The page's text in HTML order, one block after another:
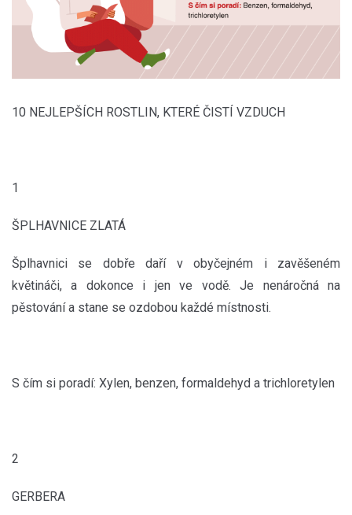
10 NEJLEPŠÍCH ROSTLIN, KTERÉ ČISTÍ VZDUCH
1
ŠPLHAVNICE ZLATÁ
Šplhavnici se dobře daří v obyčejném i zavěšeném
květináči, a dokonce i jen ve vodě. Je nenáročná na
pěstování a stane se ozdobou každé místnosti.
S čím si poradí: Xylen, benzen, formaldehyd a trichloretylen
2
GERBERA